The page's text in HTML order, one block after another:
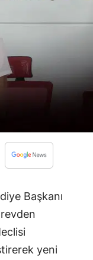
Başkanı
yeni